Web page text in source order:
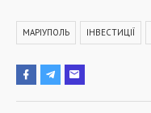
МАРІУПОЛЬ ІНВЕСТИЦІЇ